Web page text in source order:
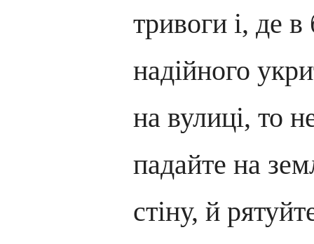
тривоги і, де
надійного
на вулиці, то
падайте на
стіну, й